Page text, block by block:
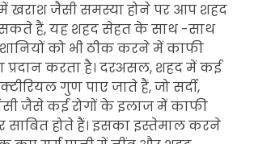
जैसी समस्या होने पर आप शहद
हैं, यह शहद सेहत के साथ -साथ
को भी ठीक करने में काफी
प्रदान करता है। दरअसल, शहद में कई
गुण पाए जाते हैं, जो सर्दी,
जैसे कई रोगों के इलाज में काफी
साबित होते हैं। इसका इस्तेमाल करने